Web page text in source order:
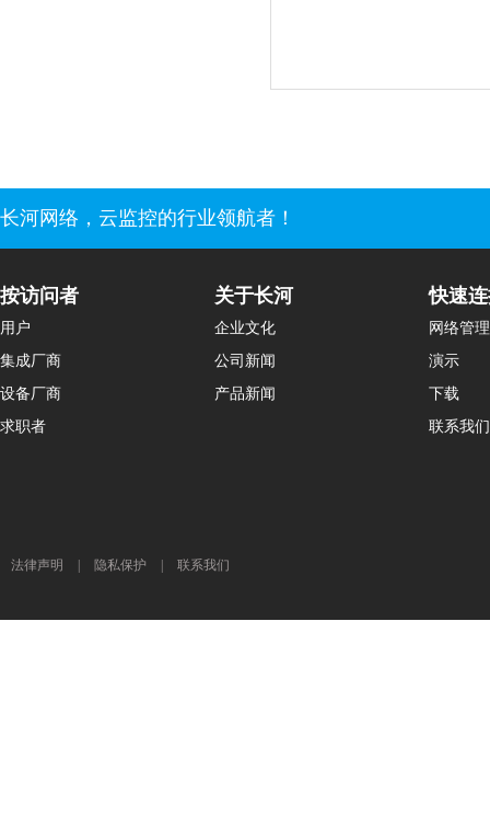
长河网络，云监控的行业领航者！
按访问者
用户
集成厂商
设备厂商
求职者
关于长河
企业文化
公司新闻
产品新闻
快速
网络管
演示
下载
联系我们
法律声明 隐私保护 联系我们